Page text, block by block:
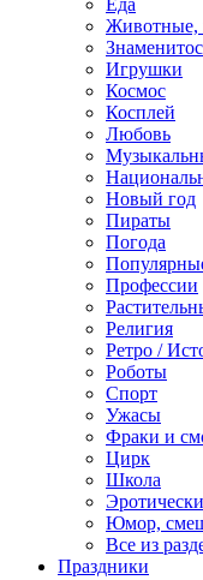
Еда
Игрушки
Космос
Косплей
Любовь
Новый год
Пираты
Погода
Профессии
Религия
Ретро /
Роботы
Спорт
Ужасы
Фраки и
Цирк
Школа
Юмор,
Все из
Праздники